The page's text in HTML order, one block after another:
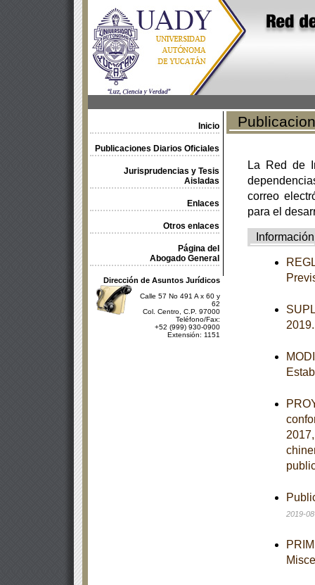
Inicio
Publicaciones Diarios Oficiales
Jurisprudencias y Tesis
Aisladas
Enlaces
Otros enlaces
Página del
Abogado General
Dirección de Asuntos Jurídicos
Calle 57 No 491 A x 60 y
62
Col. Centro, C.P. 97000
Teléfono/Fax:
+52 (999) 930-0900
Extensión: 1151
La Red de
correo
para el
Información
2019-